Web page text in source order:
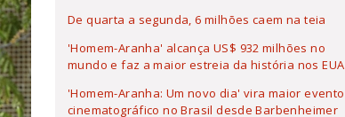
De quarta a segunda, 6 milhões caem na teia
'Homem-Aranha' alcança US$ 932 milhões no
mundo e faz a maior estreia da história nos EUA
'Homem-Aranha: Um novo dia' vira maior evento
cinematográfico no Brasil desde Barbenheimer